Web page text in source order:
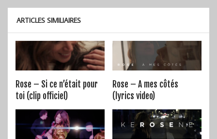
ARTICLES SIMILIAIRES
Rose – Si ce n’était pour
toi (clip officiel)
Rose – A mes côtés
(lyrics video)